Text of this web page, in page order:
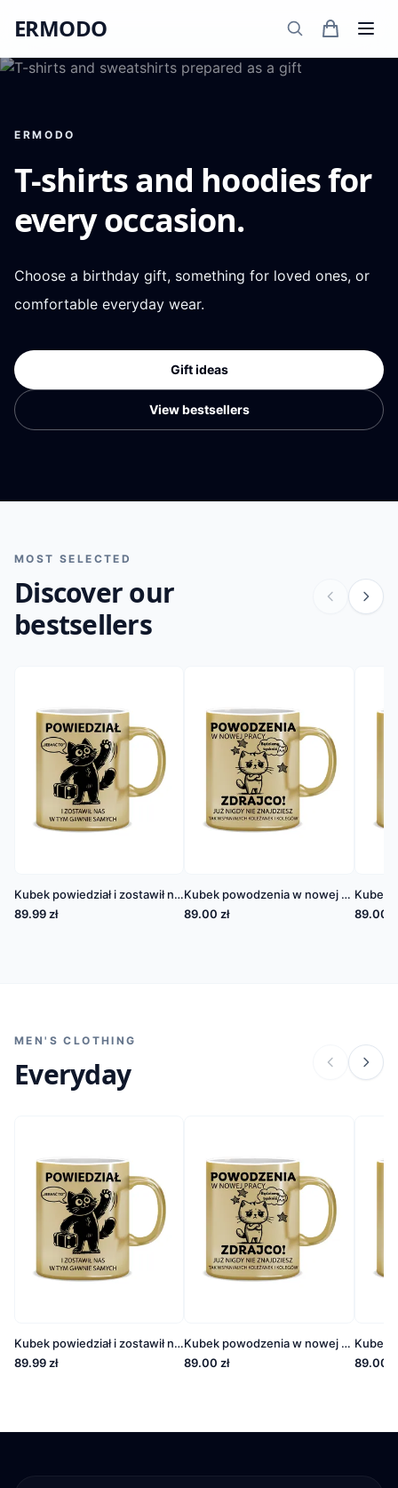
ERMODO
ERMODO
T-shirts and hoodies for
every occasion.
Choose a birthday gift, something for loved ones, or
comfortable everyday wear.
Gift ideas
View bestsellers
MOST SELECTED
Discover our
bestsellers
Kubek powiedział i zostawił nas w tym
89.99 zł
Kubek powodzenia w nowej pracy zdrajco
89.00 zł
89.00
MEN'S CLOTHING
Everyday
Kubek powiedział i zostawił nas w tym
89.99 zł
Kubek powodzenia w nowej pracy zdrajco
89.00 zł
89.00